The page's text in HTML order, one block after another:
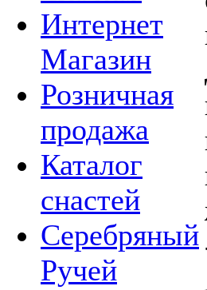
Интернет
Магазин
Розничная
продажа
Каталог
снастей
Серебряный
Ручей